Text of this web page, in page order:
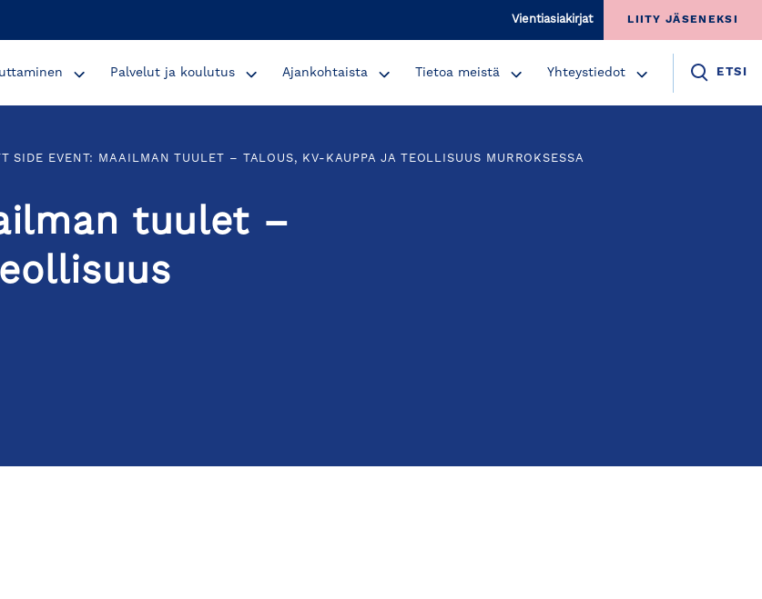
Vientiasiakirjat LIITY JÄSENEKSI
Palvelut ja koulutus Ajankohtaista Tietoa meistä Yhteystiedot ETSI
SIDE EVENT: MAAILMAN TUULET – TALOUS, KV-KAUPPA JA TEOLLISUUS MURROKSESSA
tuulet –